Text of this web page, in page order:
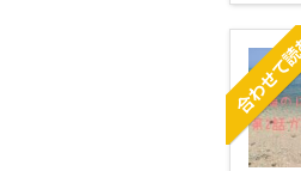
合わせ